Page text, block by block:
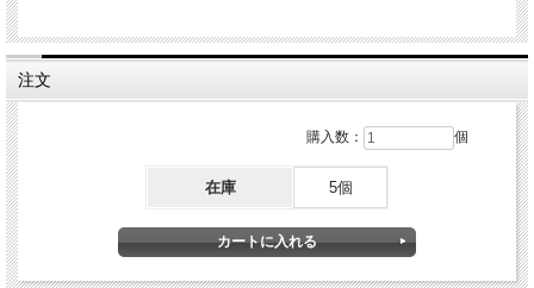
注文
購入数： 個
在庫 5個